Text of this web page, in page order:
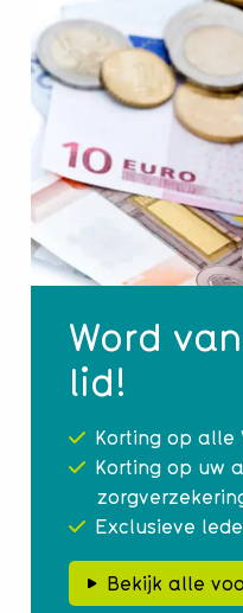
Word
lid!
Korting op alle
Korting op uw
Exclusieve
Bekijk alle